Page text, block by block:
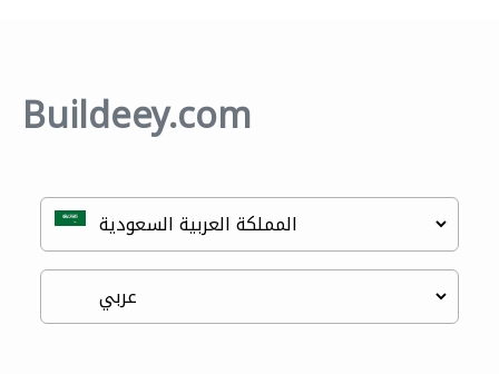
Buildeey.com